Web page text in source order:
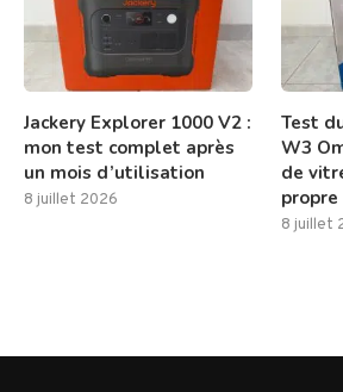
Jackery Explorer 1000 V2 :
mon test complet après
un mois d’utilisation
8 juillet 2026
Test
W3
de
8 juillet